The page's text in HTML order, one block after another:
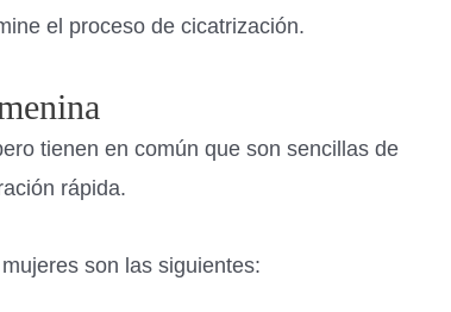
el proceso de cicatrización.
tienen en común que son sencillas de
rápida.
son las siguientes: